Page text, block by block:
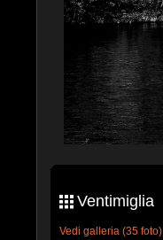
Ventimiglia
Vedi galleria (35 foto)